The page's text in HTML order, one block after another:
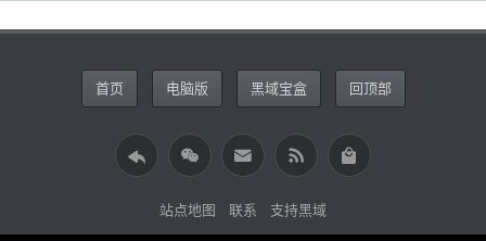
首页 电脑版 黑域宝盒 回顶部
站点地图 联系 支持黑域